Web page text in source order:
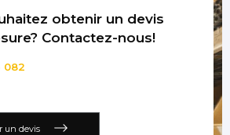
obtenir un devis
Contactez-nous!
082
un devis